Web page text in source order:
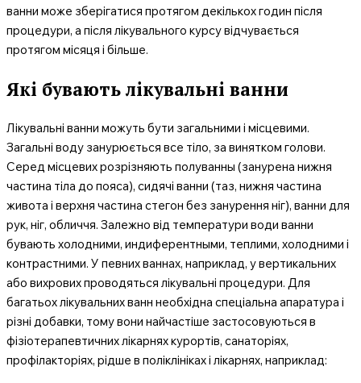
ванни може зберігатися протягом декількох годин після
процедури, а після лікувального курсу відчувається
протягом місяця і більше.
Які бувають лікувальні ванни
Лікувальні ванни можуть бути загальними і місцевими.
Загальні воду занурюється все тіло, за винятком голови.
Серед місцевих розрізняють полуванны (занурена нижня
частина тіла до пояса), сидячі ванни (таз, нижня частина
живота і верхня частина стегон без занурення ніг), ванни для
рук, ніг, обличчя. Залежно від температури води ванни
бувають холодними, индиферентными, теплими, холодними і
контрастними. У певних ваннах, наприклад, у вертикальних
або вихрових проводяться лікувальні процедури. Для
багатьох лікувальних ванн необхідна спеціальна апаратура і
різні добавки, тому вони найчастіше застосовуються в
фізіотерапевтичних лікарнях курортів, санаторіях,
профілакторіях, рідше в поліклініках і лікарнях, наприклад: